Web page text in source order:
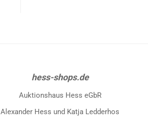
hess-shops.de
Auktionshaus Hess eGbR
Alexander Hess und Katja Ledderhos